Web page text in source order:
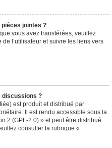
jointes ?
vous avez transférées, veuillez
l’utilisateur et suivre les liens vers
discussions ?
est produit et distribué par
Il est rendu accessible sous la
2 (GPL-2.0) » et peut être distribué
consulter la rubrique «